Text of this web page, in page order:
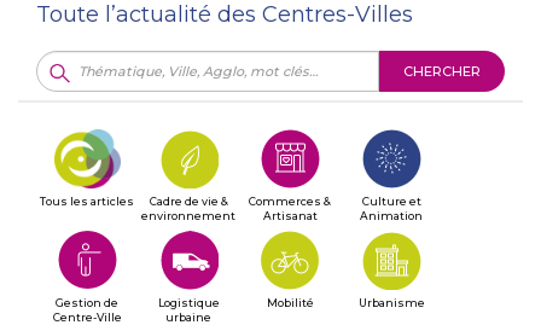
Toute l’actualité des Centres-Villes
CHERCHER
Tous les articles
Cadre de vie &
environnement
Commerces &
Artisanat
Culture et
Animation
Gestion de
Centre-Ville
Logistique
urbaine
Mobilité Urbanisme